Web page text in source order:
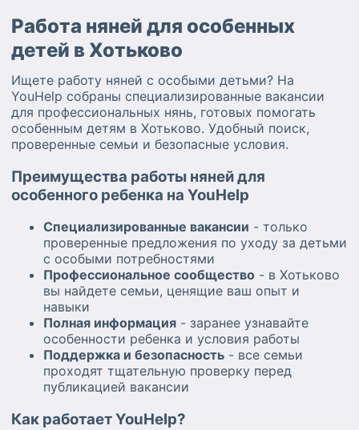
Работа няней для особенных
детей в Хотьково
Ищете работу няней с особыми детьми? На
YouHelp собраны специализированные вакансии
для профессиональных нянь, готовых помогать
особенным детям в Хотьково. Удобный поиск,
проверенные семьи и безопасные условия.
Преимущества работы няней для
особенного ребенка на YouHelp
Специализированные вакансии - только
проверенные предложения по уходу за детьми
с особыми потребностями
Профессиональное сообщество - в Хотьково
вы найдете семьи, ценящие ваш опыт и
навыки
Полная информация - заранее узнавайте
особенности ребенка и условия работы
Поддержка и безопасность - все семьи
проходят тщательную проверку перед
публикацией вакансии
Как работает YouHelp?